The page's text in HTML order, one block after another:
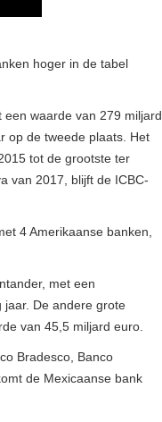
hoger in de tabel
waarde van 279 miljard
op de tweede plaats. Het
tot de grootste ter
van 2017, blijft de ICBC-
4 Amerikaanse banken,
met een
jaar. De andere grote
van 45,5 miljard euro.
Bradesco, Banco
de Mexicaanse bank